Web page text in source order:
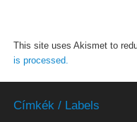
This site uses Akismet to
is processed.
Címkék / Labels